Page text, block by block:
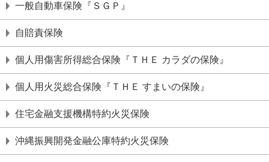
一般自動車保険『ＳＧＰ』
自賠責保険
個人用傷害所得総合保険『ＴＨＥ カラダの保険』
個人用火災総合保険『ＴＨＥ すまいの保険』
住宅金融支援機構特約火災保険
沖縄振興開発金融公庫特約火災保険